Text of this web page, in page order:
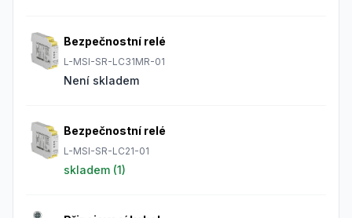
Bezpečnostní relé
L-MSI-SR-LC31MR-01
Není skladem
Bezpečnostní relé
L-MSI-SR-LC21-01
skladem (1)